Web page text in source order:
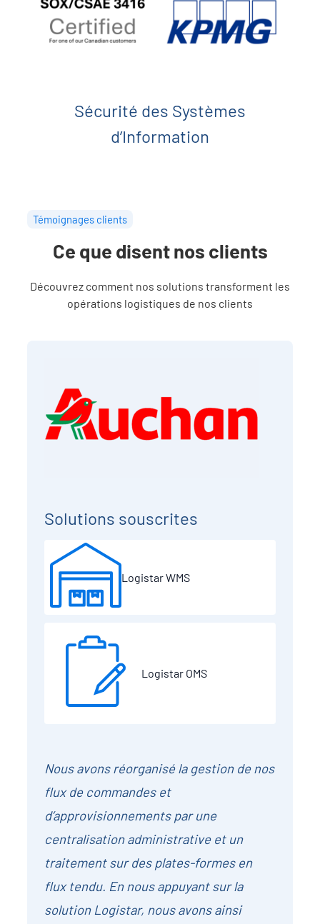
Sécurité des Systèmes
d’Information
Témoignages clients
Ce que disent nos clients
Découvrez comment nos solutions transforment les
opérations logistiques de nos clients
Solutions souscrites
Logistar WMS
Logistar OMS
Nous avons réorganisé la gestion de nos
flux de commandes et
d’approvisionnements par une
centralisation administrative et un
traitement sur des plates-formes en
flux tendu. En nous appuyant sur la
solution Logistar, nous avons ainsi